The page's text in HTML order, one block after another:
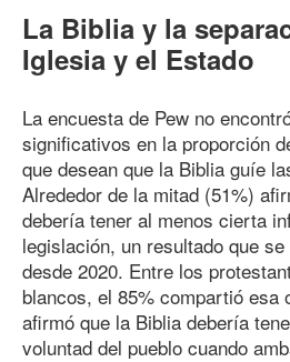
La Biblia y la
Iglesia y el Estado
La encuesta de Pew no
significativos en la proporción
que desean que la Biblia guíe
Alrededor de la mitad (51%)
debería tener al menos cierta
legislación, un resultado que
desde 2020. Entre los
blancos, el 85% compartió esa
afirmó que la Biblia debería
voluntad del pueblo cuando